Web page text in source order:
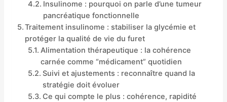
Insulinome : pourquoi on parle d’une tumeur
pancréatique fonctionnelle
Traitement insulinome : stabiliser la glycémie et
protéger la qualité de vie du furet
Alimentation thérapeutique : la cohérence
carnée comme “médicament” quotidien
Suivi et ajustements : reconnaître quand la
stratégie doit évoluer
Ce qui compte le plus : cohérence, rapidité